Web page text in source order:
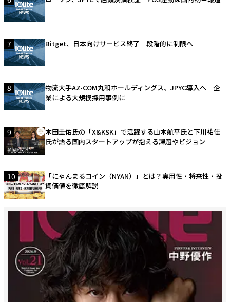
7 Bitget、日本向けサービス終了 段階的に制限へ
8
物流大手AZ-COM丸和ホールディングス、JPYC導入へ 企
業による大規模採用事例に
9
本田圭佑氏の「X&KSK」で活躍する山本航平氏と下川祐佳
氏が語る国内スタートアップが抱える課題やビジョン
10
「にゃんまるコイン（NYAN）」とは？実用性・将来性・投
資価値を徹底解説